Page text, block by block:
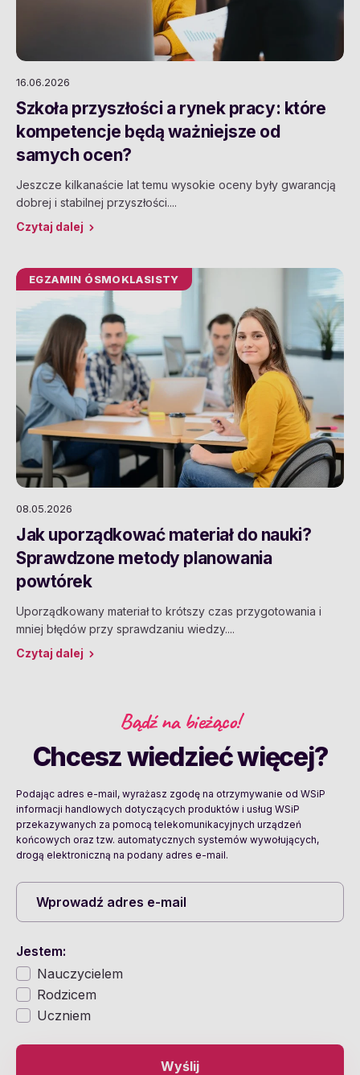
16.06.2026
Szkoła przyszłości a rynek pracy: które
kompetencje będą ważniejsze od
samych ocen?
Jeszcze kilkanaście lat temu wysokie oceny były gwarancją
dobrej i stabilnej przyszłości....
Czytaj dalej
EGZAMIN ÓSMOKLASISTY
08.05.2026
Jak uporządkować materiał do nauki?
Sprawdzone metody planowania
powtórek
Uporządkowany materiał to krótszy czas przygotowania i
mniej błędów przy sprawdzaniu wiedzy....
Czytaj dalej
Bądź na bieżąco!
Chcesz wiedzieć więcej?
Podając adres e-mail, wyrażasz zgodę na otrzymywanie od WSiP
informacji handlowych dotyczących produktów i usług WSiP
przekazywanych za pomocą telekomunikacyjnych urządzeń
końcowych oraz tzw. automatycznych systemów wywołujących,
drogą elektroniczną na podany adres e-mail.
Jestem:
Nauczycielem
Rodzicem
Uczniem
Wyślij